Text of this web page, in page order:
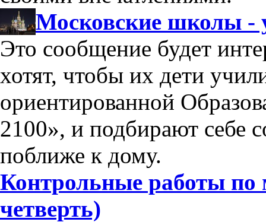
Московские школы -
Это сообщение будет
хотят, чтобы их дети
ориентированной
2100», и подбирают себе
поближе к дому.
Контрольные работы по
четверть)